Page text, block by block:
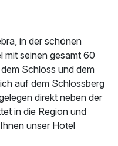
in der schönen
mit seinen gesamt 60
Schloss und dem
auf dem Schlossberg
direkt neben der
in die Region und
unser Hotel